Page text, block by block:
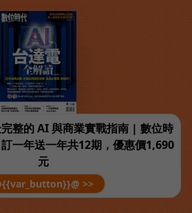
整的 AI 與商業實戰指南 | 數位時
一年送一年共12期，優惠價1,690
元
>>